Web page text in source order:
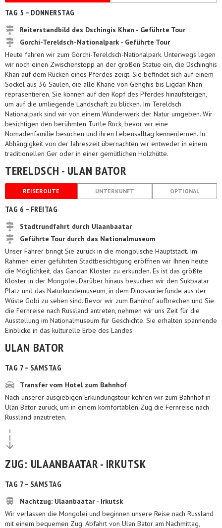
TAG 5 – DONNERSTAG
Reiterstandbild des Dschingis Khan - Geführte Tour
Gorchi-Tereldsch-Nationalpark - Geführte Tour
Heute fahren wir zum Gorchi-Tereldsch-Nationalpark. Unterwegs legen
wir noch einen Zwischenstopp an der großen Statue ein, die Dschinghis
Khan auf dem Rücken eines Pferdes zeigt. Sie befindet sich auf einem
Sockel aus 36 Säulen, die alle Khane von Genghis bis Ligdan Khan
repräsentieren. Sie können auf den Kopf des Pferdes hinaufsteigen,
um auf die umliegende Landschaft zu blicken. Im Tereldsch
Nationalpark sind wir von einem Wunderwerk der Natur umgeben. Wir
besichtigen den berühmten Turtle Rock, bevor wir eine
Nomadenfamilie besuchen und ihren Lebensalltag kennenlernen. In
Abhängigkeit von der Jahreszeit übernachten wir entweder in einem
traditionellen Ger oder in einer gemütlichen Holzhütte.
TERELDSCH - ULAN BATOR
REISEROUTE UNTERKUNFT OPTIONAL
TAG 6 – FREITAG
Stadtrundfahrt durch Ulaanbaatar
Geführte Tour durch das Nationalmuseum
Unser Fahrer bringt Sie zurück in die mongolische Hauptstadt. Im
Rahmen einer geführten Stadtbesichtigung eröffnen wir Ihnen heute
die Möglichkeit, das Gandan Kloster zu erkunden. Es ist das größte
Kloster in der Mongolei. Darüber hinaus besuchen wir den Sukbaatar
Platz und das Naturkundemuseum, in dem Dinosaurierfunde aus der
Wüste Gobi zu sehen sind. Bevor wir zum Bahnhof aufbrechen und Sie
die Fernreise nach Russland antreten, nehmen wir uns Zeit für die
Ausstellung im Nationalmuseum für Geschichte. Sie erhalten spannende
Einblicke in das kulturelle Erbe des Landes.
ULAN BATOR
TAG 7 – SAMSTAG
Transfer vom Hotel zum Bahnhof
Nach unserer ausgiebigen Erkundungstour kehren wir zum Bahnhof in
Ulan Bator zurück, um in einem komfortablen Zug die Fernreise nach
Russland anzutreten.
ZUG: ULAANBAATAR - IRKUTSK
TAG 7 – SAMSTAG
Nachtzug: Ulaanbaatar - Irkutsk
Wir verlassen die Mongolei und beginnen unsere Reise nach Russland
mit einem bequemen Zug. Abfahrt von Ulan Bator am Nachmittag,